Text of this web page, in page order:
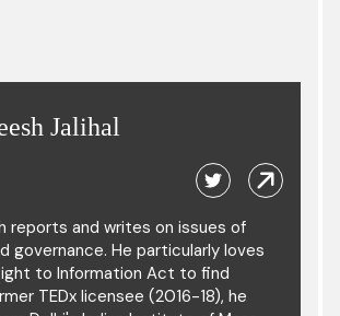
Jalihal
reports and writes on issues of
governance. He particularly loves
to Information Act to find
TEDx licensee (2016-18), he